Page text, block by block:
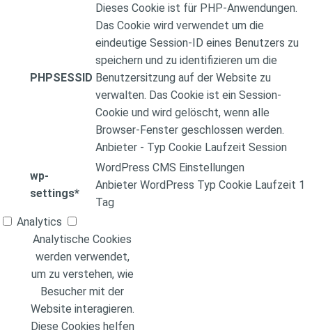
PHPSESSID
Dieses Cookie ist für PHP-Anwendungen.
Das Cookie wird verwendet um die
eindeutige Session-ID eines Benutzers zu
speichern und zu identifizieren um die
Benutzersitzung auf der Website zu
verwalten. Das Cookie ist ein Session-
Cookie und wird gelöscht, wenn alle
Browser-Fenster geschlossen werden.
Anbieter - Typ Cookie Laufzeit Session
wp-
settings*
WordPress CMS Einstellungen
Anbieter WordPress Typ Cookie Laufzeit 1
Tag
Analytics
Analytische Cookies
werden verwendet,
um zu verstehen, wie
Besucher mit der
Website interagieren.
Diese Cookies helfen